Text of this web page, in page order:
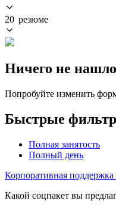
20 резюме
Ничего не
Попробуйте изменить
Быстрые
Полная занятость
Полный день
Корпоративная поддержка
Какой соцпакет вы